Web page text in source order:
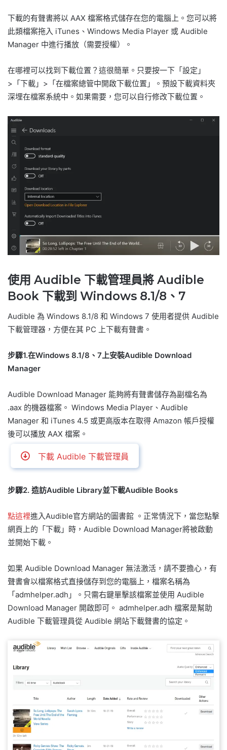
下載的有聲書將以 AAX 檔案格式儲存在您的電腦上。您可以將
此類檔案拖入 iTunes、Windows Media Player 或 Audible
Manager 中進行播放（需要授權）。
在哪裡可以找到下載位置？這很簡單。只要按一下「設定」
>「下載」>「在檔案總管中開啟下載位置」。預設下載資料夾
深埋在檔案系統中。如果需要，您可以自行修改下載位置。
使用 Audible 下載管理員將 Audible
Book 下載到 Windows 8.1/8、7
Audible 為 Windows 8.1/8 和 Windows 7 使用者提供 Audible
下載管理器，方便在其 PC 上下載有聲書。
步驟1.在Windows 8.1/8、7上安裝Audible Download
Manager
Audible Download Manager 能夠將有聲書儲存為副檔名為
.aax 的機器檔案。 Windows Media Player、Audible
Manager 和 iTunes 4.5 或更高版本在取得 Amazon 帳戶授權
後可以播放 AAX 檔案。
下載 Audible 下載管理員
步驟2. 造訪Audible Library並下載Audible Books
點這裡進入Audible官方網站的圖書館 。正常情況下，當您點擊
網頁上的「下載」時，Audible Download Manager將被啟動
並開始下載。
如果 Audible Download Manager 無法激活，請不要擔心，有
聲書會以檔案格式直接儲存到您的電腦上，檔案名稱為
「admhelper.adh」。只需右鍵單擊該檔案並使用 Audible
Download Manager 開啟即可。 admhelper.adh 檔案是幫助
Audible 下載管理員從 Audible 網站下載聲書的協定。